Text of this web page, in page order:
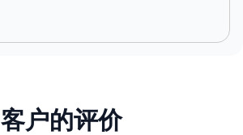
客户的评价